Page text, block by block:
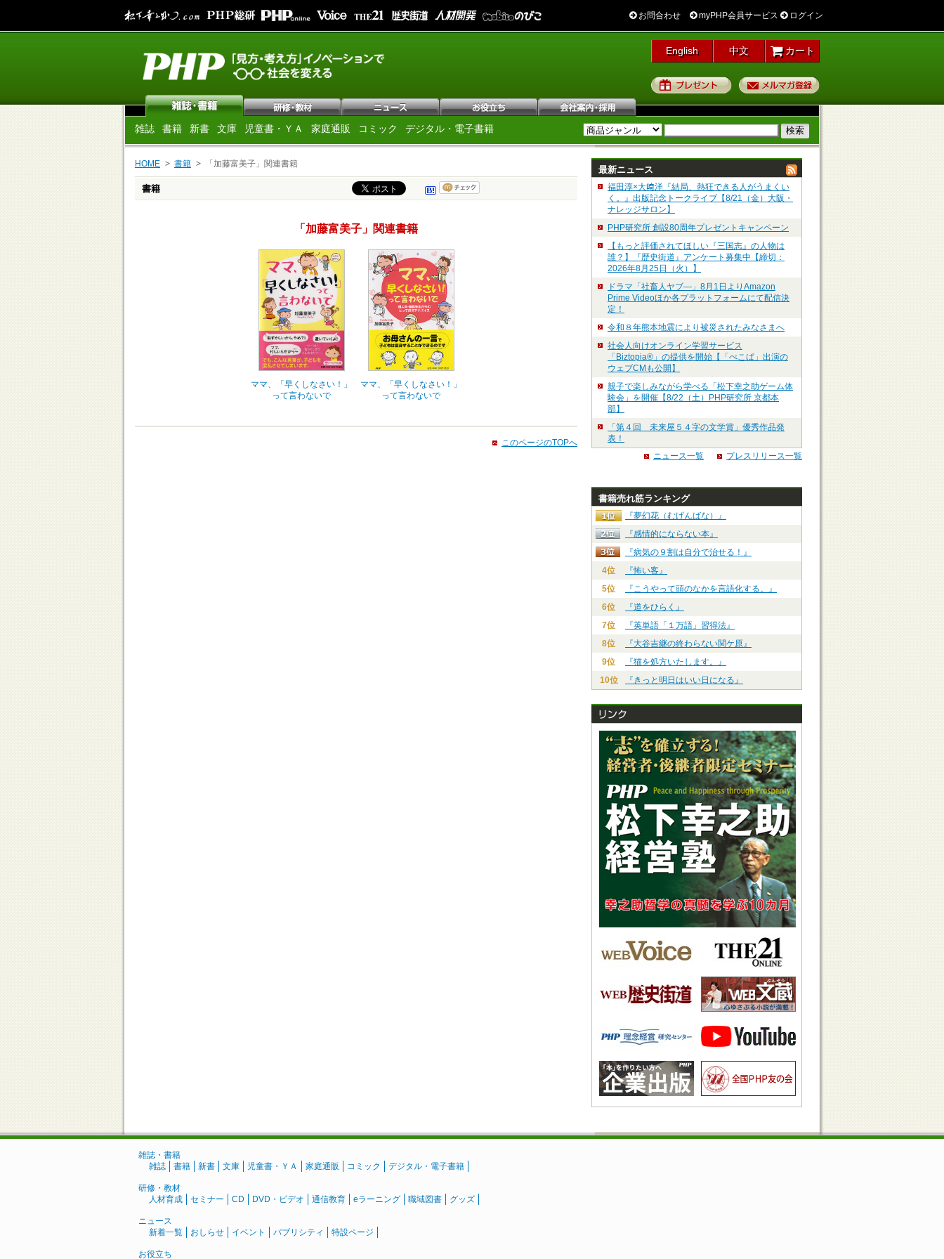
お問合わせ myPHP会員サービス ログイン
English 中文 カート
プレゼント
雑誌 書籍 新書 文庫 児童書・ＹＡ 家庭通販 コミック デジタル・電子書籍
HOME 書籍 「加藤富美子」関連書籍
書籍
「加藤富美子」関連書籍
ママ、「早くしなさい！」
って言わないで
ママ、「早くしなさい！」
って言わないで
このページのTOPへ
最新ニュース
福田淳×大﨑洋『結局、熱狂できる人がうまくい
く。』出版記念トークライブ【8/21（金）大阪・
ナレッジサロン】
PHP研究所 創設80周年プレゼントキャンペーン
【もっと評価されてほしい『三国志』の人物は
誰？】『歴史街道』アンケート募集中【締切：
2026年8月25日（火）】
ドラマ「社畜人ヤブ―」8月1日よりAmazon
Prime Videoほか各プラットフォームにて配信決
定！
令和８年熊本地震により被災されたみなさまへ
社会人向けオンライン学習サービス
「Biztopia®」の提供を開始【「ぺこぱ」出演の
ウェブCMも公開】
親子で楽しみながら学べる「松下幸之助ゲーム体
験会」を開催【8/22（土）PHP研究所 京都本
部】
「第４回 未来屋５４字の文学賞」優秀作品発
表！
ニュース一覧
プレスリリース一覧
書籍売れ筋ランキング
『夢幻花（むげんばな）』
『感情的にならない本』
『病気の９割は自分で治せる！』
4位
『怖い客』
5位
『こうやって頭のなかを言語化する。』
6位
『道をひらく』
7位
『英単語「１万語」習得法』
8位
『大谷吉継の終わらない関ケ原』
9位
『猫を処方いたします。』
10位
『きっと明日はいい日になる』
雑誌・書籍
雑誌
書籍 新書 文庫 児童書・ＹＡ 家庭通販 コミック デジタル・電子書籍
研修・教材
人材育成
セミナー CD DVD・ビデオ 通信教育 eラーニング 職域図書 グッズ
ニュース
新着一覧
おしらせ イベント パブリシティ 特設ページ
お役立ち